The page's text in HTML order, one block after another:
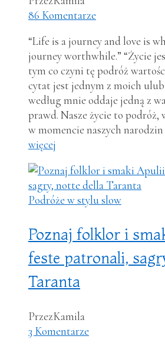
86 Komentarze
“Life is a journey and love is
journey worthwhile.” “Życie
tym co czyni tę podróż
cytat jest jednym z moich
według mnie oddaje jedną z
prawd. Nasze życie to
w momencie naszych
więcej
Podróże w stylu slow
Poznaj folklor i
feste patronali,
Taranta
PrzezKamila
3 Komentarze